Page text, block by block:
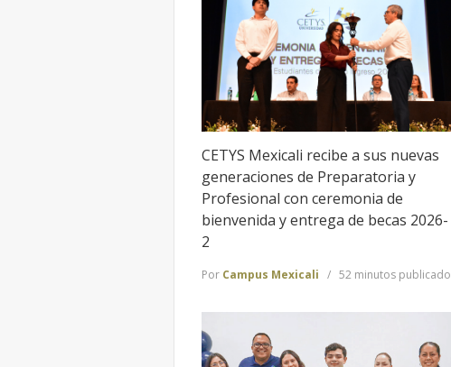
CETYS Mexicali recibe a sus nuevas
generaciones de Preparatoria y
Profesional con ceremonia de
bienvenida y entrega de becas 2026-
2
Por Campus Mexicali 52 minutos publicado